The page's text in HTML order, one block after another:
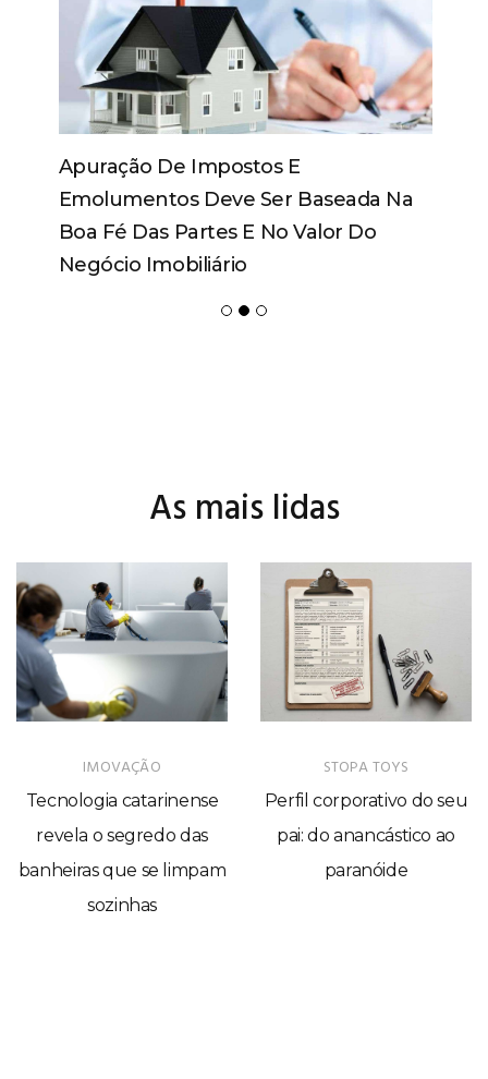
Apuração De Impostos E
Emolumentos Deve Ser Baseada Na
Boa Fé Das Partes E No Valor Do
Negócio Imobiliário
As mais lidas
IMOVAÇÃO
Tecnologia catarinense
revela o segredo das
banheiras que se limpam
sozinhas
STOPA TOYS
Perfil corporativo do seu
pai: do anancástico ao
paranóide